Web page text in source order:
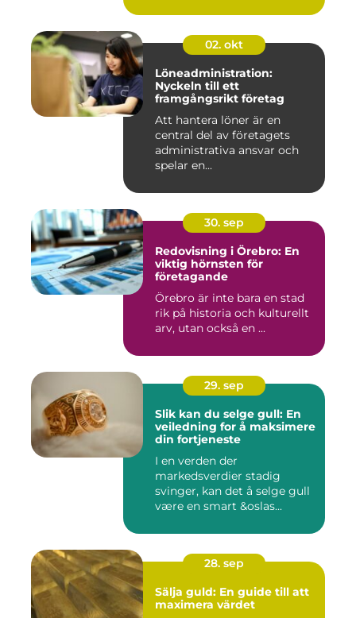
02. okt
Löneadministration:
Nyckeln till ett
framgångsrikt företag
Att hantera löner är en
central del av företagets
administrativa ansvar och
spelar en...
30. sep
Redovisning i Örebro: En
viktig hörnsten för
företagande
Örebro är inte bara en stad
rik på historia och kulturellt
arv, utan också en ...
29. sep
Slik kan du selge gull: En
veiledning for å maksimere
din fortjeneste
I en verden der
markedsverdier stadig
svinger, kan det å selge gull
være en smart &oslas...
28. sep
Sälja guld: En guide till att
maximera värdet